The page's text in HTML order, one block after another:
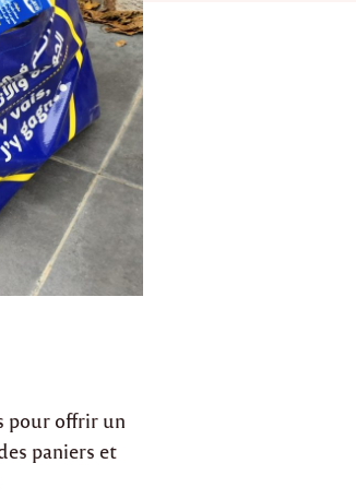
pour offrir un
paniers et